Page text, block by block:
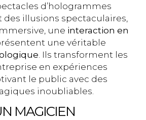
d’hologrammes
illusions spectaculaires,
une interaction en
une véritable
. Ils transforment les
en expériences
le public avec des
inoubliables.
MAGICIEN